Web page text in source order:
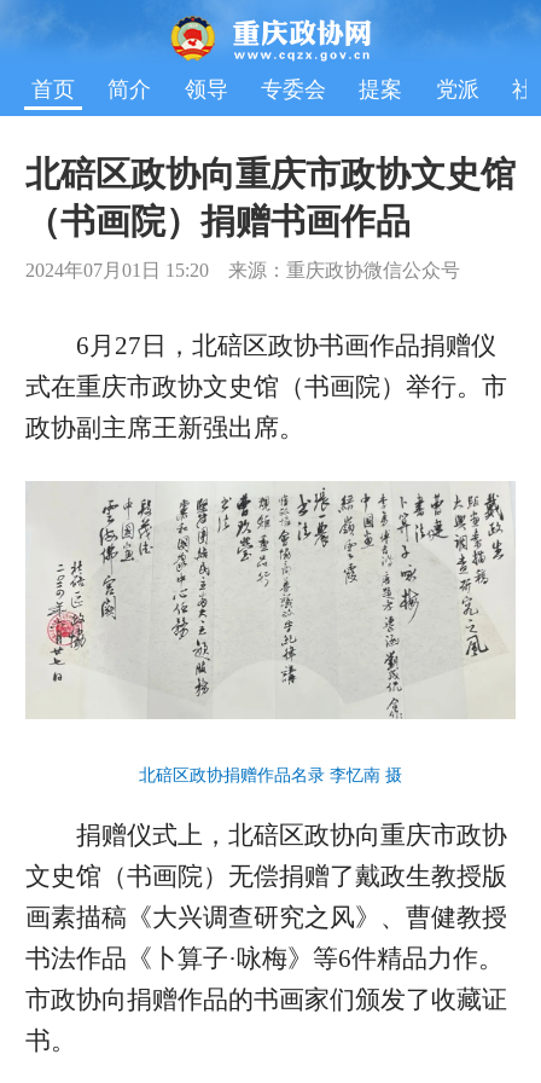
首页 简介 领导 专委会 提案 党派 社
北碚区政协向重庆市政协文史馆
（书画院）捐赠书画作品
2024年07月01日 15:20 来源：重庆政协微信公众号
6月27日，北碚区政协书画作品捐赠仪
式在重庆市政协文史馆（书画院）举行。市
政协副主席王新强出席。
北碚区政协捐赠作品名录 李忆南 摄
捐赠仪式上，北碚区政协向重庆市政协
文史馆（书画院）无偿捐赠了戴政生教授版
画素描稿《大兴调查研究之风》、曹健教授
书法作品《卜算子·咏梅》等6件精品力作。
市政协向捐赠作品的书画家们颁发了收藏证
书。